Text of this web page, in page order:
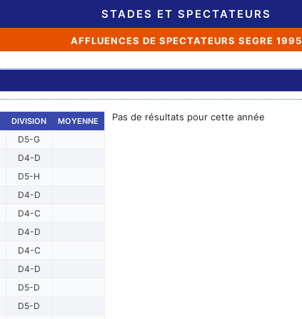
STADES ET SPECTATEURS
AFFLUENCES DE SPECTATEURS SEGRE 1995
DIVISION MOYENNE
D5-G
D4-D
D5-H
D4-D
D4-C
D4-D
D4-C
D4-D
D5-D
D5-D
Pas de résultats pour cette année